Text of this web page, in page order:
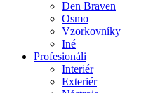
Den Braven
Osmo
Vzorkovníky
Iné
Profesionáli
Interiér
Exteriér